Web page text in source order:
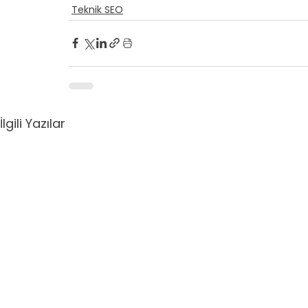
Teknik SEO
İlgili Yazılar